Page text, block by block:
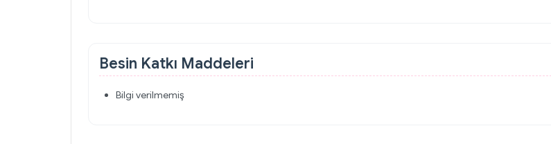
Besin Katkı Maddeleri
Bilgi verilmemiş